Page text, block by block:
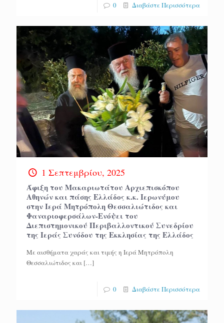
0 Διαβάστε Περισσότερα
1 Σεπτεμβρίου, 2025
Άφιξη του Μακαριωτάτου Αρχιεπισκόπου
Αθηνών και πάσης Ελλάδος κ.κ. Ιερωνύμου
στην Ιερά Μητρόπολη Θεσσαλιώτιδος και
Φαναριοφερσάλων-Ενόψει του
Διεπιστημονικού Περιβαλλοντικού Συνεδρίου
της Ιεράς Συνόδου της Εκκλησίας της Ελλάδος
Με αισθήματα χαράς και τιμής η Ιερά Μητρόπολη
Θεσσαλιώτιδος και […]
0 Διαβάστε Περισσότερα